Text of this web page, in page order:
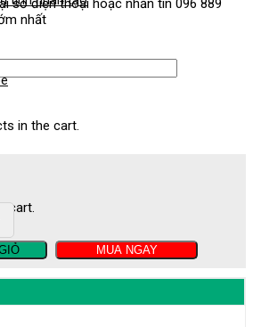
in the cart.
cart.
số điện thoại hoặc nhắn tin 096 889
nhất
MUA NGAY